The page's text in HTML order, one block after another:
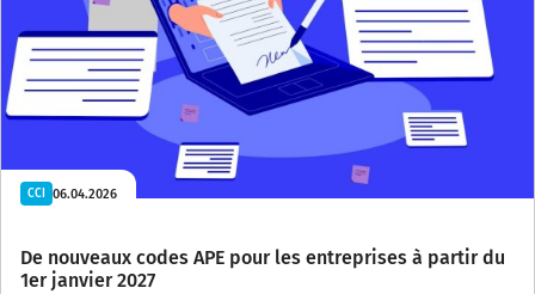
CCI 06.04.2026
De nouveaux codes APE pour les entreprises à partir du
1er janvier 2027